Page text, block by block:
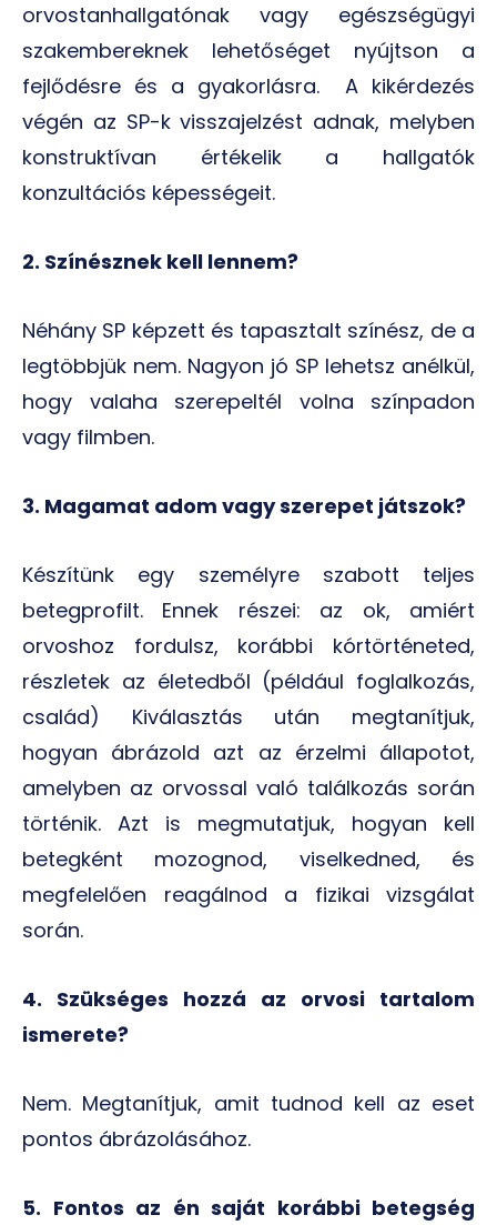
orvostanhallgatónak vagy egészségügyi
szakembereknek lehetőséget nyújtson a
fejlődésre és a gyakorlásra. A kikérdezés
végén az SP-k visszajelzést adnak, melyben
konstruktívan értékelik a hallgatók
konzultációs képességeit.
2. Színésznek kell lennem?
Néhány SP képzett és tapasztalt színész, de a
legtöbbjük nem. Nagyon jó SP lehetsz anélkül,
hogy valaha szerepeltél volna színpadon
vagy filmben.
3. Magamat adom vagy szerepet játszok?
Készítünk egy személyre szabott teljes
betegprofilt. Ennek részei: az ok, amiért
orvoshoz fordulsz, korábbi kórtörténeted,
részletek az életedből (például foglalkozás,
család) Kiválasztás után megtanítjuk,
hogyan ábrázold azt az érzelmi állapotot,
amelyben az orvossal való találkozás során
történik. Azt is megmutatjuk, hogyan kell
betegként mozognod, viselkedned, és
megfelelően reagálnod a fizikai vizsgálat
során.
4. Szükséges hozzá az orvosi tartalom
ismerete?
Nem. Megtanítjuk, amit tudnod kell az eset
pontos ábrázolásához.
5. Fontos az én saját korábbi betegség